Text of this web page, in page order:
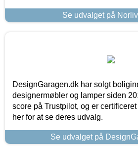
Se udvalget på
DesignGaragen.dk har solgt
designermøbler og lamper siden
score på Trustpilot, og er
her for at se deres udvalg.
Se udvalget på